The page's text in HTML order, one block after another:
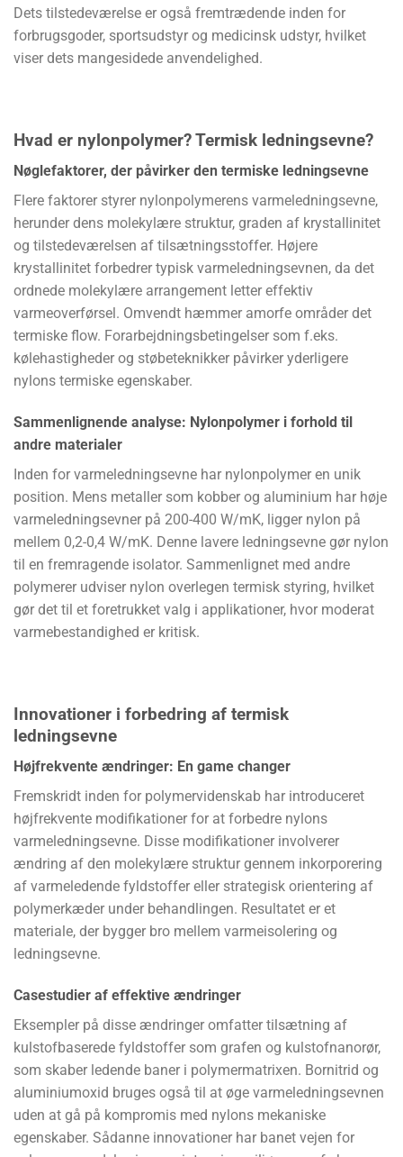
Dets tilstedeværelse er også fremtrædende inden for
forbrugsgoder, sportsudstyr og medicinsk udstyr, hvilket
viser dets mangesidede anvendelighed.
Hvad er nylonpolymer?Termisk ledningsevne?
Nøglefaktorer, der påvirker den termiske ledningsevne
Flere faktorer styrer nylonpolymerens varmeledningsevne,
herunder dens molekylære struktur, graden af krystallinitet
og tilstedeværelsen af tilsætningsstoffer. Højere
krystallinitet forbedrer typisk varmeledningsevnen, da det
ordnede molekylære arrangement letter effektiv
varmeoverførsel. Omvendt hæmmer amorfe områder det
termiske flow. Forarbejdningsbetingelser som f.eks.
kølehastigheder og støbeteknikker påvirker yderligere
nylons termiske egenskaber.
Sammenlignende analyse: Nylonpolymer i forhold til
andre materialer
Inden for varmeledningsevne har nylonpolymer en unik
position. Mens metaller som kobber og aluminium har høje
varmeledningsevner på 200-400 W/mK, ligger nylon på
mellem 0,2-0,4 W/mK. Denne lavere ledningsevne gør nylon
til en fremragende isolator. Sammenlignet med andre
polymerer udviser nylon overlegen termisk styring, hvilket
gør det til et foretrukket valg i applikationer, hvor moderat
varmebestandighed er kritisk.
Innovationer i forbedring af termisk
ledningsevne
Højfrekvente ændringer: En game changer
Fremskridt inden for polymervidenskab har introduceret
højfrekvente modifikationer for at forbedre nylons
varmeledningsevne. Disse modifikationer involverer
ændring af den molekylære struktur gennem inkorporering
af varmeledende fyldstoffer eller strategisk orientering af
polymerkæder under behandlingen. Resultatet er et
materiale, der bygger bro mellem varmeisolering og
ledningsevne.
Casestudier af effektive ændringer
Eksempler på disse ændringer omfatter tilsætning af
kulstofbaserede fyldstoffer som grafen og kulstofnanorør,
som skaber ledende baner i polymermatrixen. Bornitrid og
aluminiumoxid bruges også til at øge varmeledningsevnen
uden at gå på kompromis med nylons mekaniske
egenskaber. Sådanne innovationer har banet vejen for